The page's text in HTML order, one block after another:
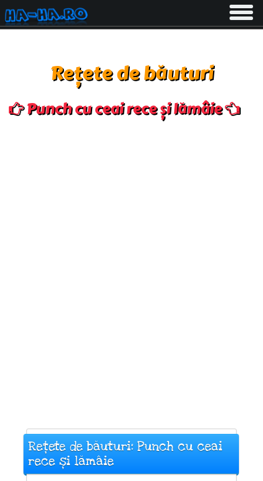
Toggle
Rețete de băuturi
Punch cu ceai rece și lămâie
Rețete de băuturi: Punch cu ceai
rece și lămâie